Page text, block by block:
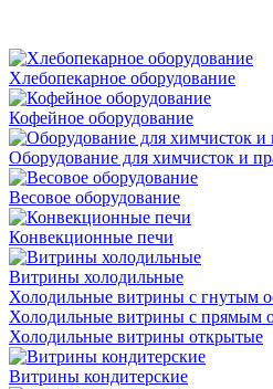
Хлебопекарное оборудование
Кофейное оборудование
Оборудование для химчисток и
Весовое оборудование
Конвекционные печи
Витрины холодильные
Холодильные витрины с гнутым
Холодильные витрины с прямым
Холодильные витрины открытые
Витрины кондитерские